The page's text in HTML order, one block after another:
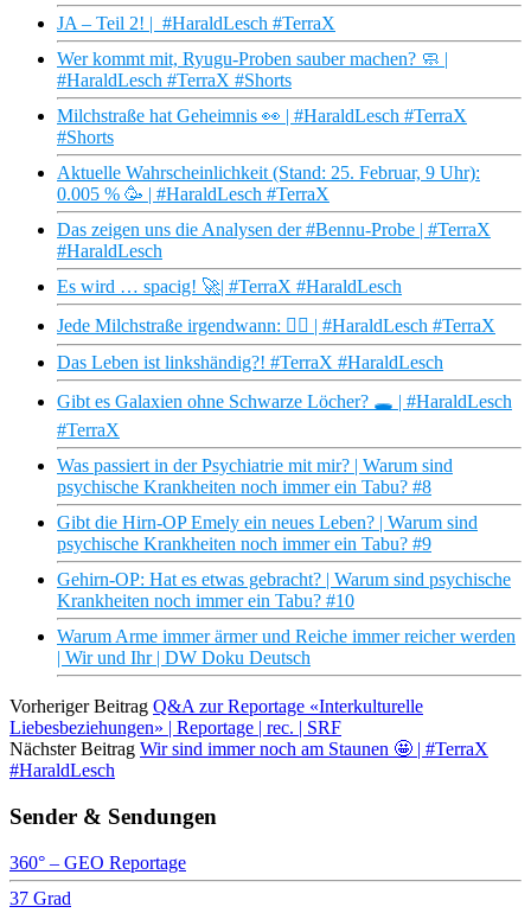
JA – Teil 2! | #HaraldLesch #TerraX
Wer kommt mit, Ryugu-Proben sauber machen? 🧼 |
#HaraldLesch #TerraX #Shorts
Milchstraße hat Geheimnis 👀 | #HaraldLesch #TerraX
#Shorts
Aktuelle Wahrscheinlichkeit (Stand: 25. Februar, 9 Uhr):
0.005 % 🥳 | #HaraldLesch #TerraX
Das zeigen uns die Analysen der #Bennu-Probe | #TerraX
#HaraldLesch
Es wird … spacig! 🚀| #TerraX #HaraldLesch
Jede Milchstraße irgendwann: 😮‍💨 | #HaraldLesch #TerraX
Das Leben ist linkshändig?! #TerraX #HaraldLesch
Gibt es Galaxien ohne Schwarze Löcher? 🕳️ | #HaraldLesch
#TerraX
Was passiert in der Psychiatrie mit mir? | Warum sind
psychische Krankheiten noch immer ein Tabu? #8
Gibt die Hirn-OP Emely ein neues Leben? | Warum sind
psychische Krankheiten noch immer ein Tabu? #9
Gehirn-OP: Hat es etwas gebracht? | Warum sind psychische
Krankheiten noch immer ein Tabu? #10
Warum Arme immer ärmer und Reiche immer reicher werden
| Wir und Ihr | DW Doku Deutsch
Vorheriger Beitrag Q&A zur Reportage «Interkulturelle
Liebesbeziehungen» | Reportage | rec. | SRF
Nächster Beitrag Wir sind immer noch am Staunen 🤩 | #TerraX
#HaraldLesch
Sender & Sendungen
360° – GEO Reportage
37 Grad